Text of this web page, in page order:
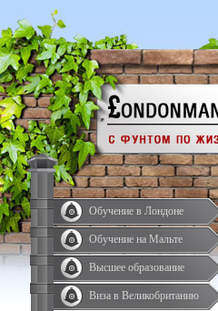
Обучение в Лондоне
Обучение на Мальте
Высшее образование
Виза в Великобританию